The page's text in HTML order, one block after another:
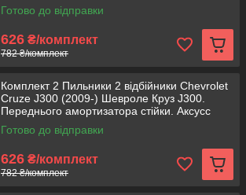
КОРЕЯ!
Готово до відправки
626 ₴/комплект
782 ₴/комплект
Комплект 2 Пильники 2 відбійники Chevrolet
Cruze J300 (2009-) Шевроле Круз J300.
Переднього амортизатора стійки. Аксусс
КОРЕЯ!
Готово до відправки
626 ₴/комплект
782 ₴/комплект